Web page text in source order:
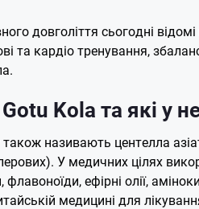
довголіття сьогодні
та кардіо тренування,
Kola та які у
також називають центелла
У медичних цілях
флавоноїди, ефірні олії,
медицині для